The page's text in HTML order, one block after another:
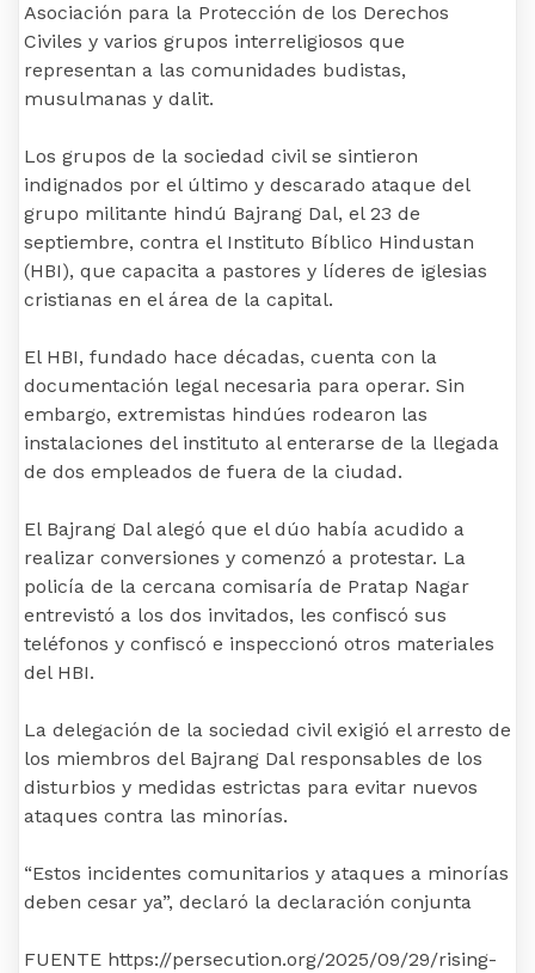
Asociación para la Protección de los Derechos
Civiles y varios grupos interreligiosos que
representan a las comunidades budistas,
musulmanas y dalit.
Los grupos de la sociedad civil se sintieron
indignados por el último y descarado ataque del
grupo militante hindú Bajrang Dal, el 23 de
septiembre, contra el Instituto Bíblico Hindustan
(HBI), que capacita a pastores y líderes de iglesias
cristianas en el área de la capital.
El HBI, fundado hace décadas, cuenta con la
documentación legal necesaria para operar. Sin
embargo, extremistas hindúes rodearon las
instalaciones del instituto al enterarse de la llegada
de dos empleados de fuera de la ciudad.
El Bajrang Dal alegó que el dúo había acudido a
realizar conversiones y comenzó a protestar. La
policía de la cercana comisaría de Pratap Nagar
entrevistó a los dos invitados, les confiscó sus
teléfonos y confiscó e inspeccionó otros materiales
del HBI.
La delegación de la sociedad civil exigió el arresto de
los miembros del Bajrang Dal responsables de los
disturbios y medidas estrictas para evitar nuevos
ataques contra las minorías.
“Estos incidentes comunitarios y ataques a minorías
deben cesar ya”, declaró la declaración conjunta
FUENTE https://persecution.org/2025/09/29/rising-